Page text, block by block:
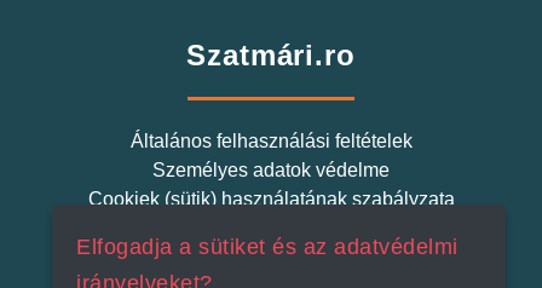
Szatmári.ro
Általános felhasználási feltételek
Személyes adatok védelme
Cookiek (sütik) használatának szabályzata
Szatmári Termék
Elfogadja a sütiket és az adatvédelmi
irányelveket?